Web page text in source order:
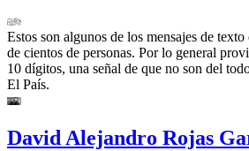
Estos son algunos de los mensajes de
de cientos de personas. Por lo general
10 dígitos, una señal de que no son del
El País.
David Alejandro Rojas